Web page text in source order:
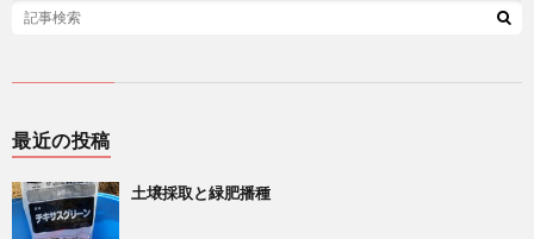
最近の投稿
土壌採取と緑肥播種